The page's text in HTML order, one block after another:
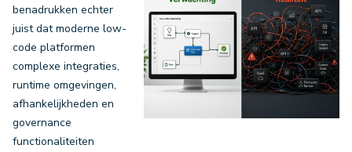
benadrukken echter
juist dat moderne low-
code platformen
complexe integraties,
runtime omgevingen,
afhankelijkheden en
governance
functionaliteiten